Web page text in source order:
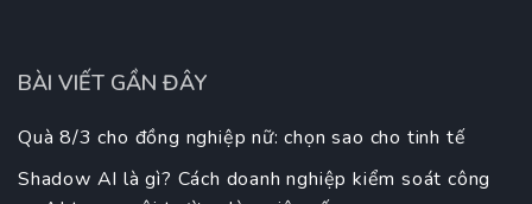
BÀI VIẾT GẦN ĐÂY
Quà 8/3 cho đồng nghiệp nữ: chọn sao cho tinh tế
Shadow AI là gì? Cách doanh nghiệp kiểm soát công